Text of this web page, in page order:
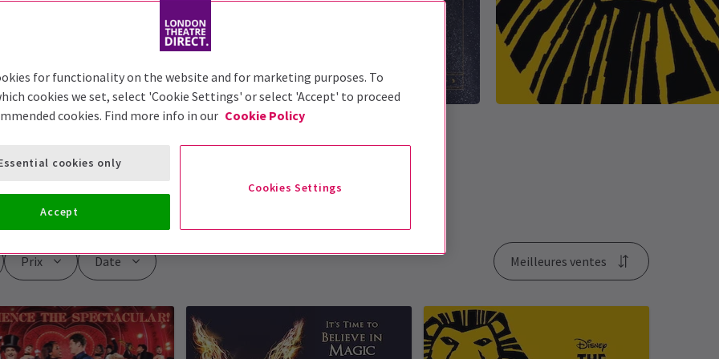
et moins
Prix Date Meilleures ventes
for functionality on the website and for marketing purposes. To
cookies we set, select 'Cookie Settings' or select 'Accept' to proceed
cookies. Find more info in our Cookie Policy
Cookies Settings
cookies only
Accept